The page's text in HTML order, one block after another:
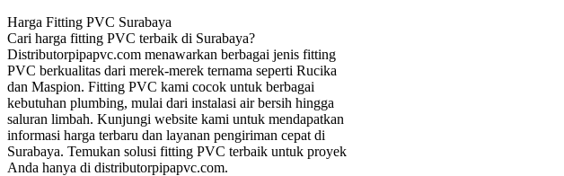
Harga Fitting PVC Surabaya
Cari harga fitting PVC terbaik di Surabaya?
Distributorpipapvc.com menawarkan berbagai jenis fitting
PVC berkualitas dari merek-merek ternama seperti Rucika
dan Maspion. Fitting PVC kami cocok untuk berbagai
kebutuhan plumbing, mulai dari instalasi air bersih hingga
saluran limbah. Kunjungi website kami untuk mendapatkan
informasi harga terbaru dan layanan pengiriman cepat di
Surabaya. Temukan solusi fitting PVC terbaik untuk proyek
Anda hanya di distributorpipapvc.com.